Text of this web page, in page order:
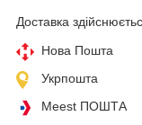
Доставка
Нова Пошта
Укрпошта
Meest ПОШТА